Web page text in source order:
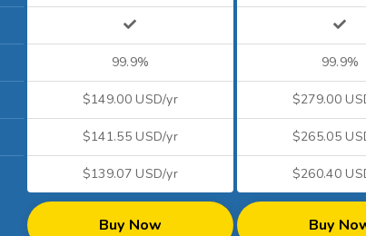
99.9%
$149.00 USD/yr
$141.55 USD/yr
$139.07 USD/yr
Buy Now
99.9%
$279.00
$265.05
$260.40
Buy